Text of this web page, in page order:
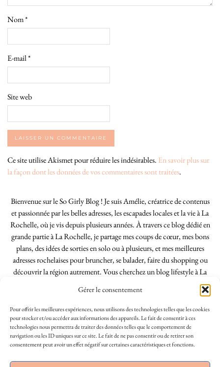
Gérer le consentement
Pour offrir les meilleures expériences, nous utilisons des technologies telles que les cookies
pour stocker et/ou accéder aux informations des appareils. Le fait de consentir à ces
technologies nous permettra de traiter des données telles que le comportement de
navigation ou les ID uniques sur ce site. Le fait de ne pas consentir ou de retirer son
consentement peut avoir un effet négatif sur certaines caractéristiques et fonctions.
Nom*
E-mail*
Site web
Ce site utilise Akismet pour réduire les indésirables. En savoir plus sur
la façon dont les données de vos commentaires sont traitées.
Bienvenue sur le So Girly Blog ! Je suis Amélie, créatrice de contenus
et passionnée par les belles adresses, les escapades locales et la vie à La
Rochelle, où je vis depuis plusieurs années. À travers ce blog dédié en
grande partie à La Rochelle, je partage mes coups de cœur, mes bons
plans, des idées de sorties en solo ou à plusieurs, et mes meilleures
adresses rochelaises pour bruncher, se balader, faire du shopping ou
découvrir la région autrement. Vous cherchez un blog lifestyle à La
Rochelle, tenu par une locale ? Vous êtes au bon endroit. Que vous
soyez Rochelais·e ou de passage dans notre belle ville, j’espère que mes
articles vous aideront à profiter de La Rochelle comme un·e vrai·e
initié·e. !